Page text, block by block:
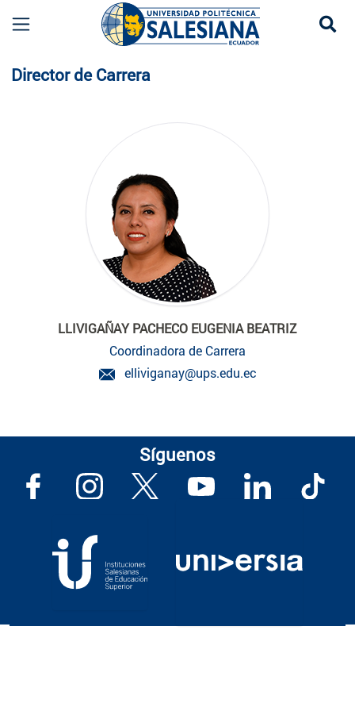
Director de Carrera
LLIVIGAÑAY PACHECO EUGENIA BEATRIZ
Coordinadora de Carrera
elliviganay@ups.edu.ec
Síguenos